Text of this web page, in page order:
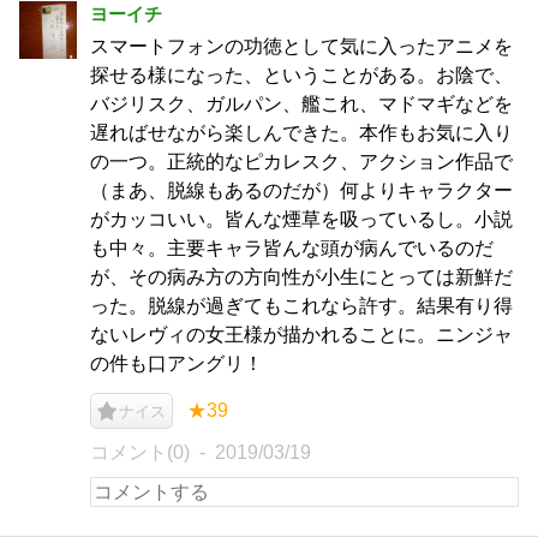
ヨーイチ
スマートフォンの功徳として気に入ったアニメを
探せる様になった、ということがある。お陰で、
バジリスク、ガルパン、艦これ、マドマギなどを
遅ればせながら楽しんできた。本作もお気に入り
の一つ。正統的なピカレスク、アクション作品で
（まあ、脱線もあるのだが）何よりキャラクター
がカッコいい。皆んな煙草を吸っているし。小説
も中々。主要キャラ皆んな頭が病んでいるのだ
が、その病み方の方向性が小生にとっては新鮮だ
った。脱線が過ぎてもこれなら許す。結果有り得
ないレヴィの女王様が描かれることに。ニンジャ
の件も口アングリ！
ナイス ★39
コメント(0) 2019/03/19